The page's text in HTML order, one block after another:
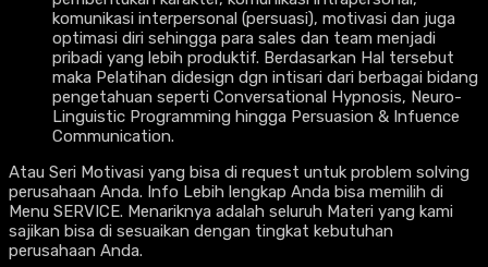
komunikasi interpersonal (persuasi), motivasi dan juga
optimasi diri sehingga para sales dan team menjadi
pribadi yang lebih produktif. Berdasarkan Hal tersebut
maka Pelatihan didesign dgn intisari dari berbagai bidang
pengetahuan seperti Conversational Hypnosis, Neuro-
Linguistic Programming hingga Persuasion & Infuence
Communication.
Atau Seri Motivasi yang bisa di request untuk problem solving
perusahaan Anda. Info Lebih lengkap Anda bisa memilih di
Menu SERVICE. Menariknya adalah seluruh Materi yang kami
sajikan bisa di sesuaikan dengan tingkat kebutuhan
perusahaan Anda.